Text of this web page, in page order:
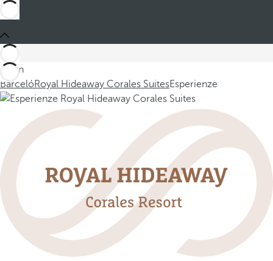
Sei in
BarcelóRoyal Hideaway Corales SuitesEsperienze